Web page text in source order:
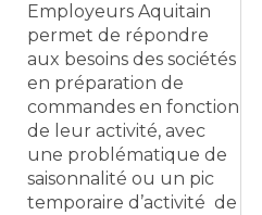
Employeurs Aquitain
permet de répondre
aux besoins des sociétés
en préparation de
commandes en fonction
de leur activité, avec
une problématique de
saisonnalité ou un pic
temporaire d’activité de